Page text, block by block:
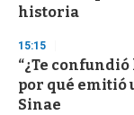
historia
15:15
“¿Te
por qué emitió
Sinae